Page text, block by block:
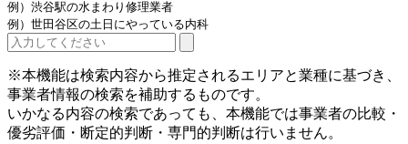
例）渋谷駅の水まわり修理業者
例）世田谷区の土日にやっている内科
※本機能は検索内容から推定されるエリアと業種に基づき、
事業者情報の検索を補助するものです。
いかなる内容の検索であっても、本機能では事業者の比較・
優劣評価・断定的判断・専門的判断は行いません。